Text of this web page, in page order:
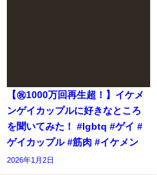
【㊗️1000万回再生超！】イケメ
ンゲイカップルに好きなところ
を聞いてみた！ #lgbtq #ゲイ #
ゲイカップル #筋肉 #イケメン
2026年1月2日